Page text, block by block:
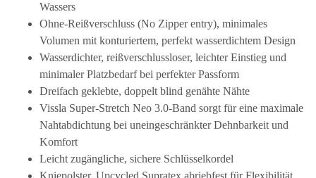
Wassers
Ohne-Reißverschluss (No Zipper entry), minimales
Volumen mit konturiertem, perfekt wasserdichtem Design
Wasserdichter, reißverschlussloser, leichter Einstieg und
minimaler Platzbedarf bei perfekter Passform
Dreifach geklebte, doppelt blind genähte Nähte
Vissla Super-Stretch Neo 3.0-Band sorgt für eine maximale
Nahtabdichtung bei uneingeschränkter Dehnbarkeit und
Komfort
Leicht zugängliche, sichere Schlüsselkordel